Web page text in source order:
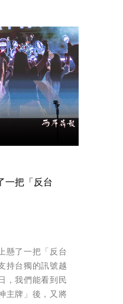
一把「反台
懸了一把「反台
持台獨的訊號越
，我們能看到民
主牌」後，又將